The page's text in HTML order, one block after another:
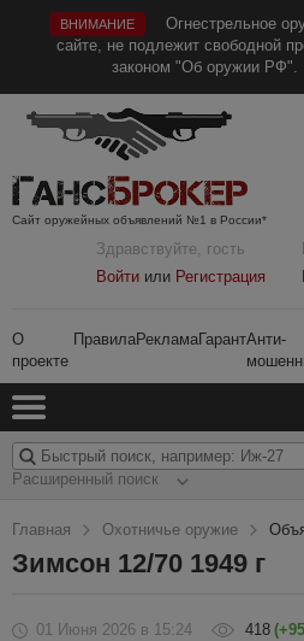
ВНИМАНИЕ
Огнестрельное
сайте, не подлежит свободной
законом "Об оружии РФ".
Сайт оружейных объявлений №1 в России*
Здравствуйте, гость
Войти или Регистрация
О
проекте
ПравилаРекламаГарантАнти-
Расширенный поиск
Главная Охотничье оружие
Зимсон 12/70 1949 г
01 Июня 2026 в 15:24 418